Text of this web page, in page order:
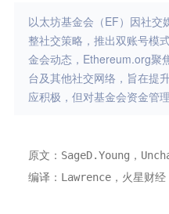
以太坊基金会（EF）因社交
整社交策略，推出双账号模
金会动态，Ethereum.org聚
台及其他社交网络，旨在提
应积极，但对基金会资金管
原文：SageD.Young，
编译：Lawrence，火星财经